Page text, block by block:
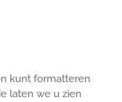
kunt formatteren
laten we u zien